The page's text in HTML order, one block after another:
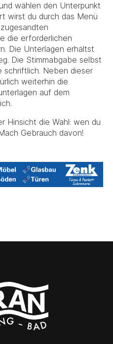
wählen den Unterpunkt
wirst du durch das Menü
die erforderlichen
Die Unterlagen erhältst
Die Stimmabgabe selbst
Neben dieser
weiterhin die
auf dem
Hinsicht die Wahl: wen du
Gebrauch davon!